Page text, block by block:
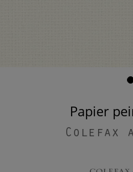
Papier
Colefax